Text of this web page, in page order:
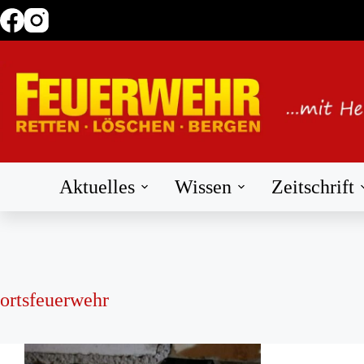
Zum
Inhalt
Aktuelles Wissen Zeitschrift
ortsfeuerwehr